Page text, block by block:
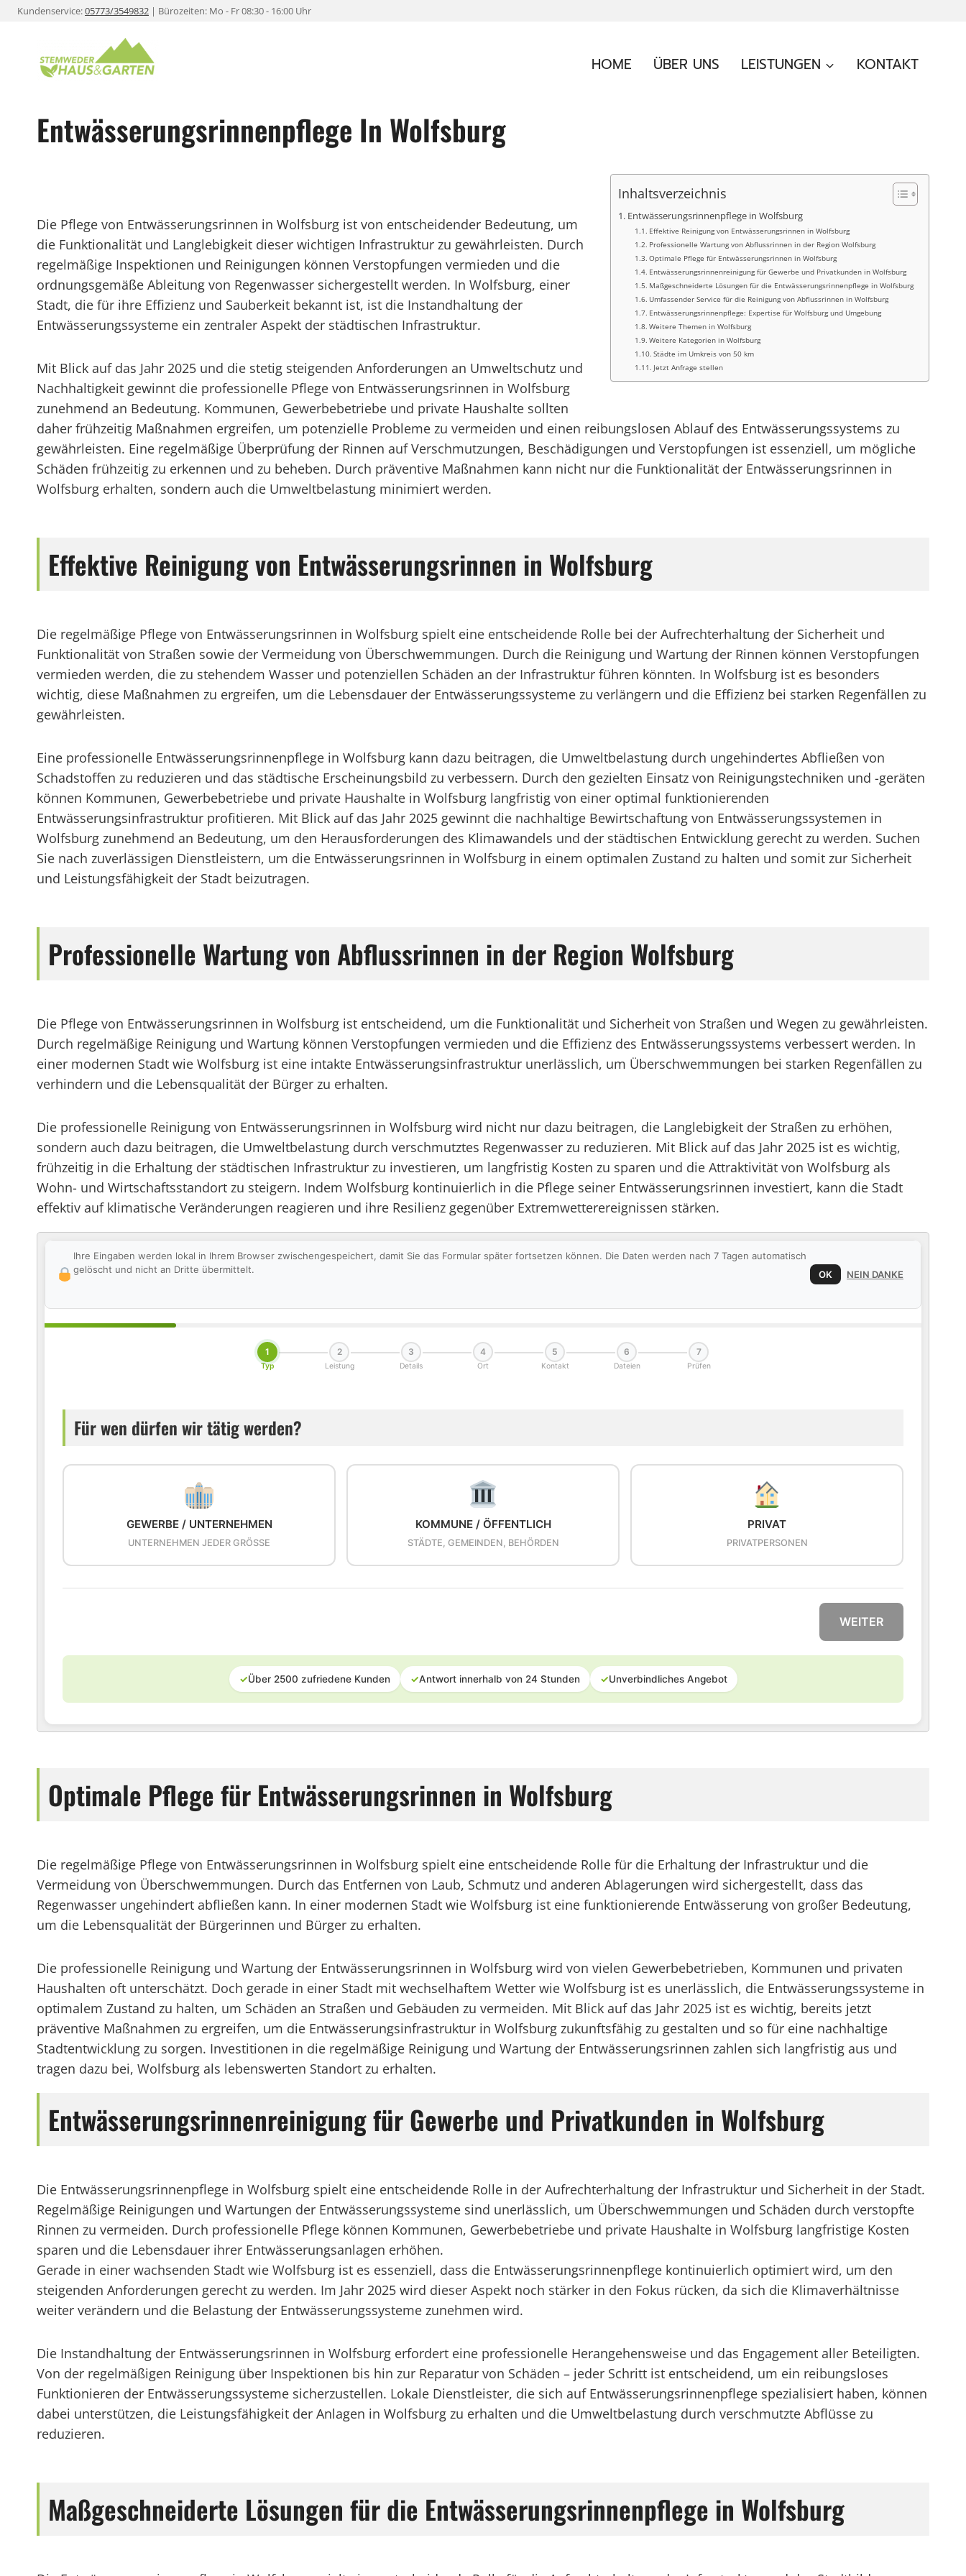
ZumKundenservice:05773/3549832 | Bürozeiten: Mo - Fr 08:30 - 16:00 Uhr
HOME ÜBER UNS LEISTUNGEN KONTAKT
Entwässerungsrinnenpflege In Wolfsburg
Inhaltsverzeichnis
Entwässerungsrinnenpflege in Wolfsburg
Effektive Reinigung von Entwässerungsrinnen in Wolfsburg
Professionelle Wartung von Abflussrinnen in der Region Wolfsburg
Optimale Pflege für Entwässerungsrinnen in Wolfsburg
Entwässerungsrinnenreinigung für Gewerbe und Privatkunden in Wolfsburg
Maßgeschneiderte Lösungen für die Entwässerungsrinnenpflege in Wolfsburg
Umfassender Service für die Reinigung von Abflussrinnen in Wolfsburg
Entwässerungsrinnenpflege: Expertise für Wolfsburg und Umgebung
Weitere Themen in Wolfsburg
Weitere Kategorien in Wolfsburg
Städte im Umkreis von 50 km
Jetzt Anfrage stellen
Die Pflege von Entwässerungsrinnen in Wolfsburg ist von entscheidender Bedeutung, um
die Funktionalität und Langlebigkeit dieser wichtigen Infrastruktur zu gewährleisten. Durch
regelmäßige Inspektionen und Reinigungen können Verstopfungen vermieden und die
ordnungsgemäße Ableitung von Regenwasser sichergestellt werden. In Wolfsburg, einer
Stadt, die für ihre Effizienz und Sauberkeit bekannt ist, ist die Instandhaltung der
Entwässerungssysteme ein zentraler Aspekt der städtischen Infrastruktur.
Mit Blick auf das Jahr 2025 und die stetig steigenden Anforderungen an Umweltschutz und
Nachhaltigkeit gewinnt die professionelle Pflege von Entwässerungsrinnen in Wolfsburg
zunehmend an Bedeutung. Kommunen, Gewerbebetriebe und private Haushalte sollten
daher frühzeitig Maßnahmen ergreifen, um potenzielle Probleme zu vermeiden und einen reibungslosen Ablauf des Entwässerungssystems zu
gewährleisten. Eine regelmäßige Überprüfung der Rinnen auf Verschmutzungen, Beschädigungen und Verstopfungen ist essenziell, um mögliche
Schäden frühzeitig zu erkennen und zu beheben. Durch präventive Maßnahmen kann nicht nur die Funktionalität der Entwässerungsrinnen in
Wolfsburg erhalten, sondern auch die Umweltbelastung minimiert werden.
Effektive Reinigung von Entwässerungsrinnen in Wolfsburg
Die regelmäßige Pflege von Entwässerungsrinnen in Wolfsburg spielt eine entscheidende Rolle bei der Aufrechterhaltung der Sicherheit und
Funktionalität von Straßen sowie der Vermeidung von Überschwemmungen. Durch die Reinigung und Wartung der Rinnen können Verstopfungen
vermieden werden, die zu stehendem Wasser und potenziellen Schäden an der Infrastruktur führen könnten. In Wolfsburg ist es besonders
wichtig, diese Maßnahmen zu ergreifen, um die Lebensdauer der Entwässerungssysteme zu verlängern und die Effizienz bei starken Regenfällen zu
gewährleisten.
Eine professionelle Entwässerungsrinnenpflege in Wolfsburg kann dazu beitragen, die Umweltbelastung durch ungehindertes Abfließen von
Schadstoffen zu reduzieren und das städtische Erscheinungsbild zu verbessern. Durch den gezielten Einsatz von Reinigungstechniken und -geräten
können Kommunen, Gewerbebetriebe und private Haushalte in Wolfsburg langfristig von einer optimal funktionierenden
Entwässerungsinfrastruktur profitieren. Mit Blick auf das Jahr 2025 gewinnt die nachhaltige Bewirtschaftung von Entwässerungssystemen in
Wolfsburg zunehmend an Bedeutung, um den Herausforderungen des Klimawandels und der städtischen Entwicklung gerecht zu werden. Suchen
Sie nach zuverlässigen Dienstleistern, um die Entwässerungsrinnen in Wolfsburg in einem optimalen Zustand zu halten und somit zur Sicherheit
und Leistungsfähigkeit der Stadt beizutragen.
Professionelle Wartung von Abflussrinnen in der Region Wolfsburg
Die Pflege von Entwässerungsrinnen in Wolfsburg ist entscheidend, um die Funktionalität und Sicherheit von Straßen und Wegen zu gewährleisten.
Durch regelmäßige Reinigung und Wartung können Verstopfungen vermieden und die Effizienz des Entwässerungssystems verbessert werden. In
einer modernen Stadt wie Wolfsburg ist eine intakte Entwässerungsinfrastruktur unerlässlich, um Überschwemmungen bei starken Regenfällen zu
verhindern und die Lebensqualität der Bürger zu erhalten.
Die professionelle Reinigung von Entwässerungsrinnen in Wolfsburg wird nicht nur dazu beitragen, die Langlebigkeit der Straßen zu erhöhen,
sondern auch dazu beitragen, die Umweltbelastung durch verschmutztes Regenwasser zu reduzieren. Mit Blick auf das Jahr 2025 ist es wichtig,
frühzeitig in die Erhaltung der städtischen Infrastruktur zu investieren, um langfristig Kosten zu sparen und die Attraktivität von Wolfsburg als
Wohn- und Wirtschaftsstandort zu steigern. Indem Wolfsburg kontinuierlich in die Pflege seiner Entwässerungsrinnen investiert, kann die Stadt
effektiv auf klimatische Veränderungen reagieren und ihre Resilienz gegenüber Extremwetterereignissen stärken.
Ihre Eingaben werden lokal in Ihrem Browser zwischengespeichert, damit Sie das Formular später fortsetzen können. Die Daten werden nach 7 Tagen automatisch
gelöscht und nicht an Dritte übermittelt.
OK NEIN DANKE
1
Typ
2
Leistung
3
Details
4
Ort
5
Kontakt
6
Dateien
7
Prüfen
Für wen dürfen wir tätig werden?
GEWERBE / UNTERNEHMEN
UNTERNEHMEN JEDER GRÖSSE
KOMMUNE / ÖFFENTLICH
STÄDTE, GEMEINDEN, BEHÖRDEN
PRIVAT
PRIVATPERSONEN
WEITER
✓Über 2500 zufriedene Kunden ✓Antwort innerhalb von 24 Stunden ✓Unverbindliches Angebot
Optimale Pflege für Entwässerungsrinnen in Wolfsburg
Die regelmäßige Pflege von Entwässerungsrinnen in Wolfsburg spielt eine entscheidende Rolle für die Erhaltung der Infrastruktur und die
Vermeidung von Überschwemmungen. Durch das Entfernen von Laub, Schmutz und anderen Ablagerungen wird sichergestellt, dass das
Regenwasser ungehindert abfließen kann. In einer modernen Stadt wie Wolfsburg ist eine funktionierende Entwässerung von großer Bedeutung,
um die Lebensqualität der Bürgerinnen und Bürger zu erhalten.
Die professionelle Reinigung und Wartung der Entwässerungsrinnen in Wolfsburg wird von vielen Gewerbebetrieben, Kommunen und privaten
Haushalten oft unterschätzt. Doch gerade in einer Stadt mit wechselhaftem Wetter wie Wolfsburg ist es unerlässlich, die Entwässerungssysteme in
optimalem Zustand zu halten, um Schäden an Straßen und Gebäuden zu vermeiden. Mit Blick auf das Jahr 2025 ist es wichtig, bereits jetzt
präventive Maßnahmen zu ergreifen, um die Entwässerungsinfrastruktur in Wolfsburg zukunftsfähig zu gestalten und so für eine nachhaltige
Stadtentwicklung zu sorgen. Investitionen in die regelmäßige Reinigung und Wartung der Entwässerungsrinnen zahlen sich langfristig aus und
tragen dazu bei, Wolfsburg als lebenswerten Standort zu erhalten.
Entwässerungsrinnenreinigung für Gewerbe und Privatkunden in Wolfsburg
Die Entwässerungsrinnenpflege in Wolfsburg spielt eine entscheidende Rolle in der Aufrechterhaltung der Infrastruktur und Sicherheit in der Stadt.
Regelmäßige Reinigungen und Wartungen der Entwässerungssysteme sind unerlässlich, um Überschwemmungen und Schäden durch verstopfte
Rinnen zu vermeiden. Durch professionelle Pflege können Kommunen, Gewerbebetriebe und private Haushalte in Wolfsburg langfristige Kosten
sparen und die Lebensdauer ihrer Entwässerungsanlagen erhöhen.
Gerade in einer wachsenden Stadt wie Wolfsburg ist es essenziell, dass die Entwässerungsrinnenpflege kontinuierlich optimiert wird, um den
steigenden Anforderungen gerecht zu werden. Im Jahr 2025 wird dieser Aspekt noch stärker in den Fokus rücken, da sich die Klimaverhältnisse
weiter verändern und die Belastung der Entwässerungssysteme zunehmen wird.
Die Instandhaltung der Entwässerungsrinnen in Wolfsburg erfordert eine professionelle Herangehensweise und das Engagement aller Beteiligten.
Von der regelmäßigen Reinigung über Inspektionen bis hin zur Reparatur von Schäden – jeder Schritt ist entscheidend, um ein reibungsloses
Funktionieren der Entwässerungssysteme sicherzustellen. Lokale Dienstleister, die sich auf Entwässerungsrinnenpflege spezialisiert haben, können
dabei unterstützen, die Leistungsfähigkeit der Anlagen in Wolfsburg zu erhalten und die Umweltbelastung durch verschmutzte Abflüsse zu
reduzieren.
Maßgeschneiderte Lösungen für die Entwässerungsrinnenpflege in Wolfsburg